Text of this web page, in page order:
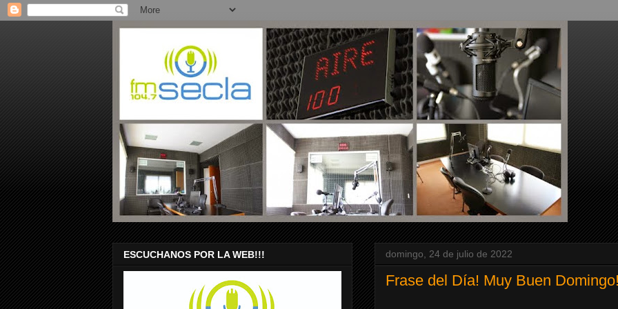
domingo, 24 de julio de 2022
Frase del Día! Muy Buen
ESCUCHANOS POR LA WEB!!!